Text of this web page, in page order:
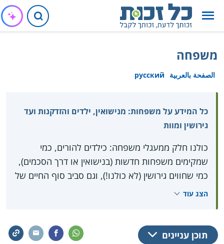
משפחה
الصفحة بالعربية русский
כל המידע על משפחות: מנישואין, ילדים והזדקנות ועד
גירושין ומוות
כולנו חלק ממעגלי משפחה: כילדים להורים, כמי
שמקימים משפחות חדשות (בנישואין או דרך הסכמים),
כמי שחווים גירושין (לא כולנו!), וגם סביב סוף החיים של
הקרובים לנו או שלנו. בכל שלב יש לנו זכויות שחשוב
הצג עוד
תוכן עניינים